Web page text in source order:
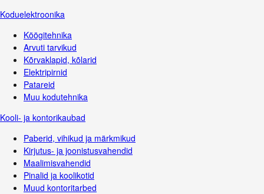
Koduelektroonika
Köögitehnika
Arvuti tarvikud
Kõrvaklapid, kõlarid
Elektripirnid
Patareid
Muu kodutehnika
Kooli- ja kontorikaubad
Paberid, vihikud ja märkmikud
Kirjutus- ja joonistusvahendid
Maalimisvahendid
Pinalid ja koolikotid
Muud kontoritarbed